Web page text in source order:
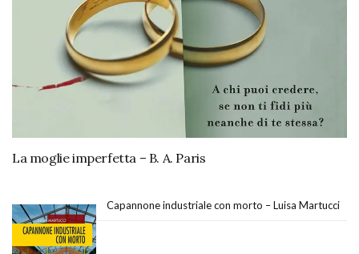
La moglie imperfetta – B. A. Paris
Capannone industriale con morto – Luisa Martucci